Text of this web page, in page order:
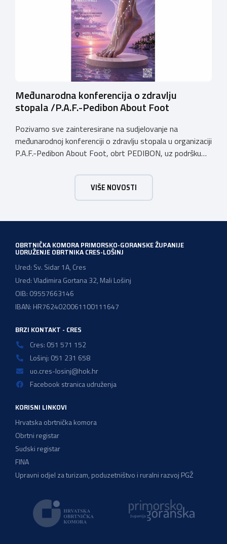
sve polaznike potpuno besplatan, budući da se financira
Međunarodna konferencija o zdravlju
stopala /P.A.F.-Pedibon About Foot
Pozivamo sve zainteresirane na sudjelovanje na
međunarodnoj konferenciji o zdravlju stopala u organizaciji
P.A.F.-Pedibon About Foot, obrt PEDIBON, uz podršku
Udruženja obrtnika Viškovo Kastav Klana Jelenje.
Konferencija će se održati u subotu, dana 13. lipnja
2026.godine u hotelu Admiral u Opatiji u terminu od 09:00
VIŠE NOVOSTI
OBRTNIČKA KOMORA PRIMORSKO-GORANSKE ŽUPANIJE
UDRUŽENJE OBRTNIKA CRES-LOŠINJ
Ured: Sv. Sidar 1A, Cres
Ured: Vladimira Gortana 32, Mali Lošinj
OIB: 09557663146
IBAN: HR7624020061100111647
BRZI KONTAKT - CRES
Cres: 051 571 152
Lošinj: 051 231 658
uo.cres-losinj@hok.hr
Facebook stranica udruženja
KORISNI LINKOVI
Hrvatska obrtnička komora
Obrtni registar
Sudski registar
FINA
Upravni odjel za turizam, poduzetništvo i ruralni razvoj PGŽ